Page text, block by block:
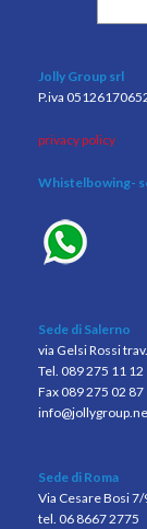
Jolly Group srl
P.iva
privacy policy
Whistelbowing-
Sede di Salerno
via Gelsi Rossi
Tel. 089 275 11 12
Fax 089 275 02 87
Sede di Roma
Via Cesare Bosi 7/
tel. 06 8667 2775